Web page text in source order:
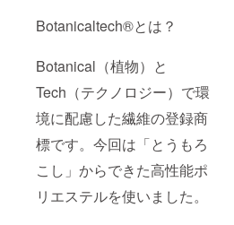
Botanicaltech®とは？
Botanical（植物）と
Tech（テクノロジー）で環
境に配慮した繊維の登録商
標です。今回は「とうもろ
こし」からできた高性能ポ
リエステルを使いました。